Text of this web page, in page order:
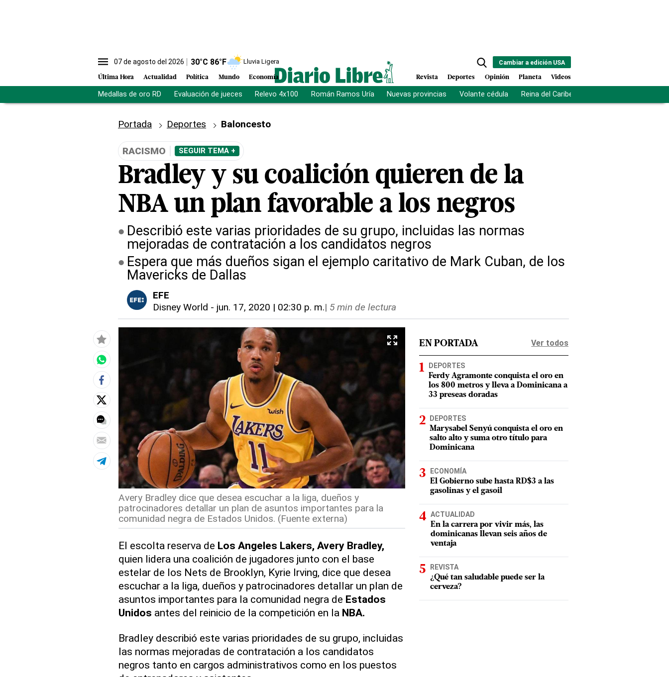
07 de agosto del 2026 30°C 86°F Lluvia Ligera
Última Hora Actualidad Política Mundo Economía
Cambiar a edición USA
Revista Deportes Opinión Planeta Videos
Medallas de oro RD Evaluación de jueces Relevo 4x100 Román Ramos Uría Nuevas provincias Volante cédula Reina del Caribe
Portada Deportes Baloncesto
RACISMO SEGUIR TEMA +
Bradley y su coalición quieren de la
NBA un plan favorable a los negros
Describió este varias prioridades de su grupo, incluidas las normas
mejoradas de contratación a los candidatos negros
Espera que más dueños sigan el ejemplo caritativo de Mark Cuban, de los
Mavericks de Dallas
EFE
Disney World - jun. 17, 2020 | 02:30 p. m.| 5 min de lectura
Avery Bradley dice que desea escuchar a la liga, dueños y
patrocinadores detallar un plan de asuntos importantes para la
comunidad negra de Estados Unidos. (Fuente externa)
El escolta reserva de Los Angeles Lakers, Avery Bradley,
quien lidera una coalición de jugadores junto con el base
estelar de los Nets de Brooklyn, Kyrie Irving, dice que desea
escuchar a la liga, dueños y patrocinadores detallar un plan de
asuntos importantes para la comunidad negra de Estados
Unidos antes del reinicio de la competición en la NBA.
Bradley describió este varias prioridades de su grupo, incluidas
las normas mejoradas de contratación a los candidatos
negros tanto en cargos administrativos como en los puestos
EN PORTADA Ver todos
DEPORTES
Ferdy Agramonte conquista el oro en
los 800 metros y lleva a Dominicana a
33 preseas doradas
DEPORTES
Marysabel Senyú conquista el oro en
salto alto y suma otro título para
Dominicana
ECONOMÍA
El Gobierno sube hasta RD$3 a las
gasolinas y el gasoil
ACTUALIDAD
En la carrera por vivir más, las
dominicanas llevan seis años de
ventaja
REVISTA
¿Qué tan saludable puede ser la
cerveza?